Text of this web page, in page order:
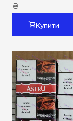
₴
Купити